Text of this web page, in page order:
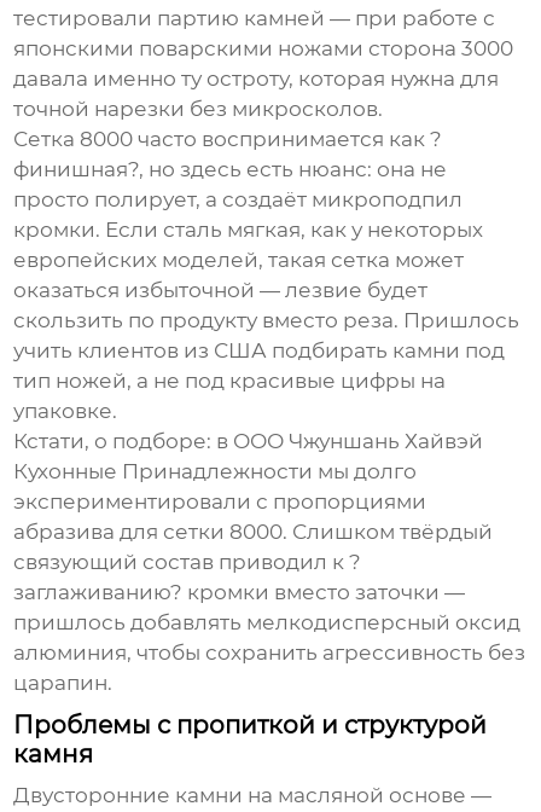
тестировали партию камней — при работе с
японскими поварскими ножами сторона 3000
давала именно ту остроту, которая нужна для
точной нарезки без микросколов.
Сетка 8000 часто воспринимается как ?
финишная?, но здесь есть нюанс: она не
просто полирует, а создаёт микроподпил
кромки. Если сталь мягкая, как у некоторых
европейских моделей, такая сетка может
оказаться избыточной — лезвие будет
скользить по продукту вместо реза. Пришлось
учить клиентов из США подбирать камни под
тип ножей, а не под красивые цифры на
упаковке.
Кстати, о подборе: в ООО Чжуншань Хайвэй
Кухонные Принадлежности мы долго
экспериментировали с пропорциями
абразива для сетки 8000. Слишком твёрдый
связующий состав приводил к ?
заглаживанию? кромки вместо заточки —
пришлось добавлять мелкодисперсный оксид
алюминия, чтобы сохранить агрессивность без
царапин.
Проблемы с пропиткой и структурой
камня
Двусторонние камни на масляной основе —